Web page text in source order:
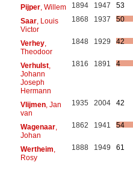
Pijper, Willem 1894 1947
53
Saar, Louis
Victor
1868 1937 50
Verhey,
Theodoor
1848 1929 42
Verhulst,
Johann
Joseph
Hermann
1816 1891 4
Vlijmen, Jan
van
1935 2004 42
Wagenaar,
Johan
1862 1941 54
Wertheim
Rosy
1888 1949 61